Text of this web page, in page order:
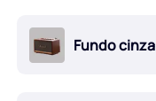
Fundo cinza